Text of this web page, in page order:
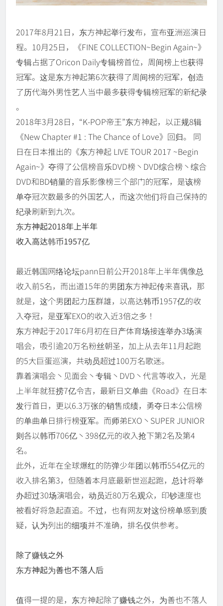
2017年8月21日，东方神起举行发布，宣布亚洲巡演日
程。10月25日，《FINE COLLECTION~Begin Again~》
专辑占据了Oricon Daily专辑榜首位，周间榜上也获得
冠军。这是东方神起第6次获得了周间榜的冠军，创造
了历代海外男性艺人当中最多获得专辑榜冠军的新纪录
。
2018年3月28日，“K-POP帝王”东方神起，以正规8辑
《New Chapter #1 : The Chance of Love》回归。 同
日在日本推出的《东方神起 LIVE TOUR 2017 ~Begin
Again~》夺得了公信榜音乐DVD榜丶DVD综合榜丶综合
DVD和BD销量的音乐影像榜三个部门的冠军，是该榜
单夺冠次数最多的外国艺人，而这次他们将自己保持的
纪录刷新到九次。
东方神起2018年上半年
收入高达韩币1957亿
最近韩国网络论坛pann日前公开2018年上半年偶像总
收入前5名，而出道15年的男团东方神起传来喜讯，那
就是，这个男团起力压群雄，以高达韩币1957亿的收
入夺冠，是亚军EXO的收入近3倍之多！
东方神起于2017年6月初在日产体育场接连举办3场演
唱会，吸引逾20万名粉丝朝圣，加上从去年11月起跑
的5大巨蛋巡演，共动员超过100万名歌迷。
靠着演唱会丶见面会丶专辑丶DVD丶代言等收入，光是
上半年就狂捞7亿令吉，最新日文单曲《Road》在日本
发行首日，更以6.3万张的销售成绩，勇夺日本公信榜
的单曲单日排行榜亚军。而师弟EXO丶SUPER JUNIOR
则各以韩币706亿丶398亿元的收入抢下第2名及第4
名。
此外，近年在全球爆红的防弹少年团以韩币554亿元的
收入排名第3，但随着本月底最新世巡起跑，总计将举
办超过30场演唱会，动员近80万名观众，印钞速度也
被看好将急起直追。不过，也有网友对这份榜单感到质
疑，认为列出的细项并不准确，排名仅供参考。
除了赚钱之外
东方神起为善也不落人后
值得一提的是，东方神起除了赚钱之外，为善也不落人